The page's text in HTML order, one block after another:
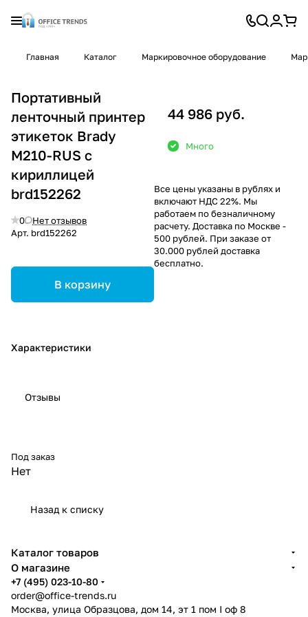
Главная Каталог Маркировочное оборудование
Портативный
ленточный принтер
этикеток Brady
M210-RUS с
кириллицей
brd152262
0
Нет отзывов
Арт. brd152262
В корзину
Характеристики
44 986 руб.
Много
Все цены указаны в рублях и
включают НДС 22%. Мы
работаем по безналичному
расчету. Доставка по Москве -
500 рублей. При заказе от
30.000 рублей доставка
бесплатно.
Отзывы
Под заказ
Нет
Назад к списку
Каталог товаров
О магазине
+7 (495) 023-10-80
order@office-trends.ru
Москва, улица Образцова, дом 14, эт 1 пом I оф 8